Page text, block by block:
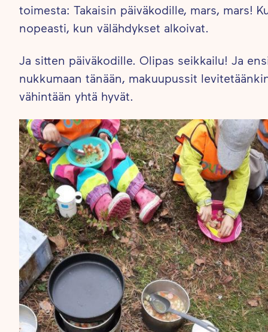
toimesta: Takaisin päiväkodille, mars, mars!
nopeasti, kun välähdykset alkoivat.
Ja sitten päiväkodille. Olipas seikkailu! Ja
nukkumaan tänään, makuupussit
vähintään yhtä hyvät.